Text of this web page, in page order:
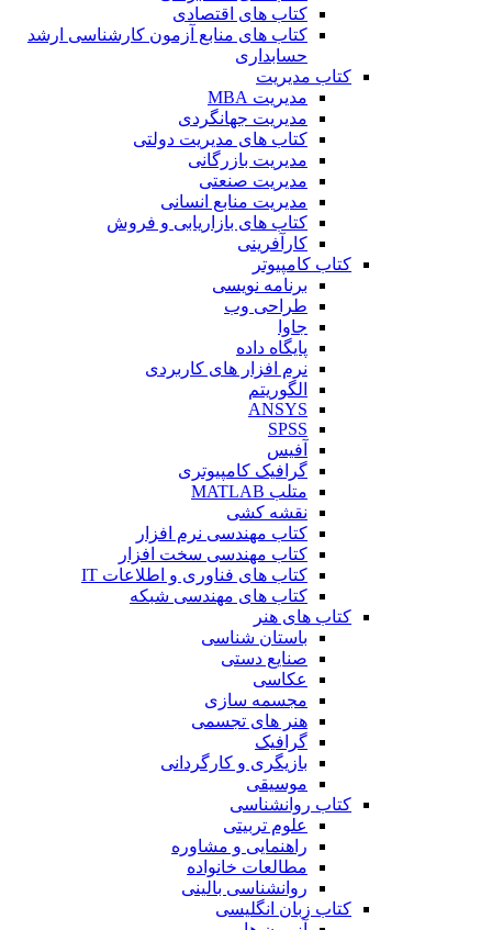
کتاب های اقتصادی
کتاب های منابع آزمون کارشناسی ارشد
حسابداری
کتاب مدیریت
مدیریت MBA
مدیریت جهانگردی
کتاب های مدیریت دولتی
مدیریت بازرگانی
مدیریت صنعتی
مدیریت منابع انسانی
کتاب های بازاریابی و فروش
کارآفرینی
کتاب کامپیوتر
برنامه نویسی
طراحی وب
جاوا
پایگاه داده
نرم افزار های کاربردی
الگوریتم
ANSYS
SPSS
آفیس
گرافیک کامپیوتری
متلب MATLAB
نقشه کشی
کتاب مهندسی نرم افزار
کتاب مهندسی سخت افزار
کتاب های فناوری و اطلاعات IT
کتاب های مهندسی شبکه
کتاب های هنر
باستان شناسی
صنایع دستی
عکاسی
مجسمه سازی
هنر های تجسمی
گرافیک
بازیگری و کارگردانی
موسیقی
کتاب روانشناسی
علوم تربیتی
راهنمایی و مشاوره
مطالعات خانواده
روانشناسی بالینی
کتاب زبان انگلیسی